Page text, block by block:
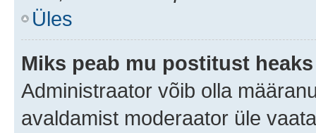
Üles
Miks peab mu postitust
Administraator võib olla
avaldamist moderaator üle